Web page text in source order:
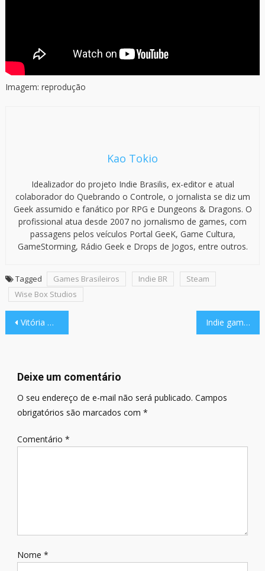
Imagem: reprodução
Kao Tokio
Idealizador do projeto Indie Brasilis, ex-editor e atual
colaborador do Quebrando o Controle, o jornalista se diz um
Geek assumido e fanático por RPG e Dungeons & Dragons. O
profissional atua desde 2007 no jornalismo de games, com
passagens pelos veículos Portal GeeK, Game Cultura,
GameStorming, Rádio Geek e Drops de Jogos, entre outros.
Tagged Games Brasileiros Indie BR
Steam
Wise Box Studios
Navegação
Post
Vitória Game Party 2025 realiza a 4ª edição, no ES, com participação da ACJOGOS-RJ Indie game Tupi, a Lenda de Arariboia trouxe o folclore e a história de Niterói à BGS 2025
Deixe um comentário
O seu endereço de e-mail não será publicado. Campos
obrigatórios são marcados com *
Comentário *
Nome *